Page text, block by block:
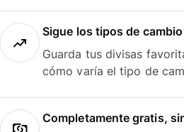
Sigue los tipos de
Guarda tus divisas
cómo varía el tipo de
Completamente gratis,